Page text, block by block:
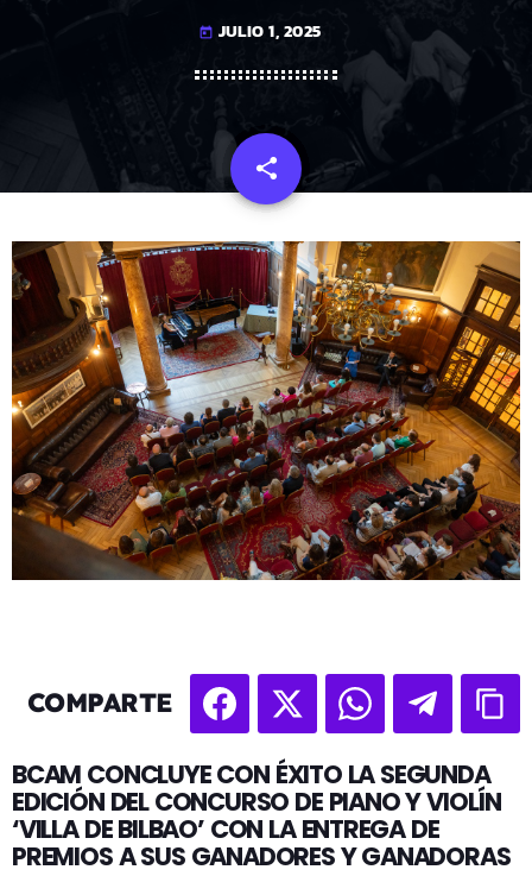
today JULIO 1, 2025
share
email
COMPARTE
BCAM CONCLUYE CON ÉXITO LA SEGUNDA
EDICIÓN DEL CONCURSO DE PIANO Y VIOLÍN
‘VILLA DE BILBAO’ CON LA ENTREGA DE
PREMIOS A SUS GANADORES Y GANADORAS